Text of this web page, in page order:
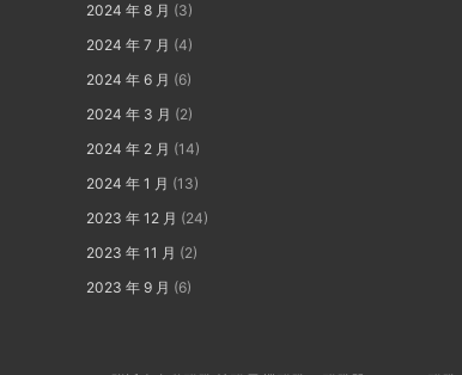
2024 年 8 月 (3)
2024 年 7 月 (4)
2024 年 6 月 (6)
2024 年 3 月 (2)
2024 年 2 月 (14)
2024 年 1 月 (13)
2023 年 12 月 (24)
2023 年 11 月 (2)
2023 年 9 月 (6)